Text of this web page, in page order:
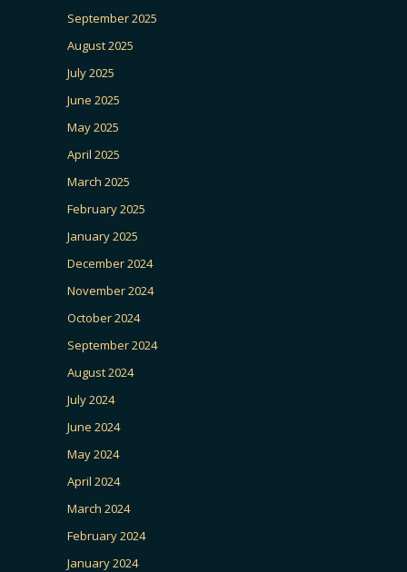
September 2025
August 2025
July 2025
June 2025
May 2025
April 2025
March 2025
February 2025
January 2025
December 2024
November 2024
October 2024
September 2024
August 2024
July 2024
June 2024
May 2024
April 2024
March 2024
February 2024
January 2024